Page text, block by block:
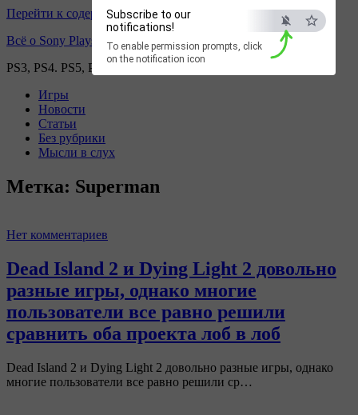
Subscribe to our
notifications!
To enable permission prompts, click
on the notification icon
Перейти к содержимому
Всё о Sony Playstation
PS3, PS4. PS5, PS games
Игры
Новости
Статьи
Без рубрики
Мысли в слух
Метка: Superman
Нет комментариев
Dead Island 2 и Dying Light 2 довольно
разные игры, однако многие
пользователи все равно решили
сравнить оба проекта лоб в лоб
Dead Island 2 и Dying Light 2 довольно разные игры, однако
многие пользователи все равно решили ср…